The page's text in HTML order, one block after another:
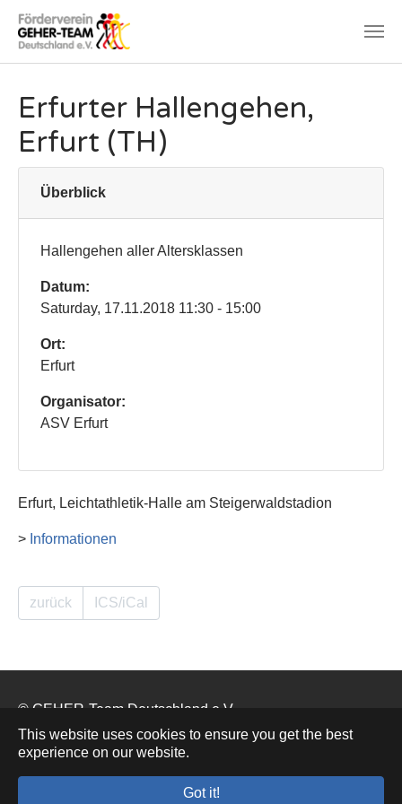
This website uses cookies to ensure you get the best
experience on our website.
Got it!
Erfurter Hallengehen,
Erfurt (TH)
Überblick
Hallengehen aller Altersklassen
Datum:
Saturday, 17.11.2018 11:30 - 15:00
Ort:
Erfurt
Organisator:
ASV Erfurt
Erfurt, Leichtathletik-Halle am Steigerwaldstadion
> Informationen
zurück ICS/iCal
© GEHER-Team Deutschland e.V.
Kontakt